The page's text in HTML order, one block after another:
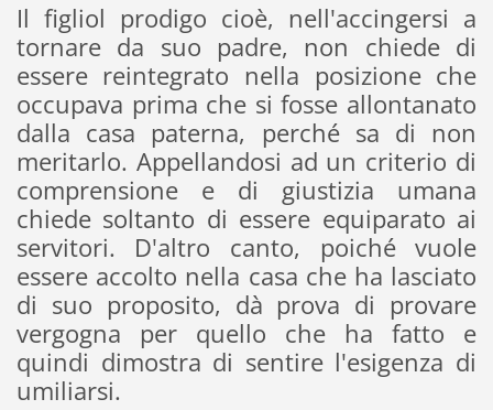
Il figliol prodigo cioè, nell'accingersi a
tornare da suo padre, non chiede di
essere reintegrato nella posizione che
occupava prima che si fosse allontanato
dalla casa paterna, perché sa di non
meritarlo. Appellandosi ad un criterio di
comprensione e di giustizia umana
chiede soltanto di essere equiparato ai
servitori. D'altro canto, poiché vuole
essere accolto nella casa che ha lasciato
di suo proposito, dà prova di provare
vergogna per quello che ha fatto e
quindi dimostra di sentire l'esigenza di
umiliarsi.